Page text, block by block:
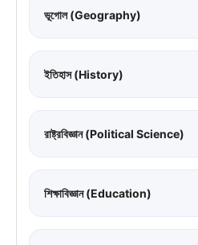
ভূগোল (Geography)
ইতিহাস (History)
রাষ্ট্রবিজ্ঞান (Political Science)
শিক্ষাবিজ্ঞান (Education)